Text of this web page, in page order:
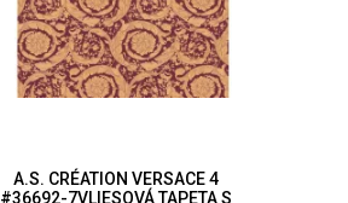
A.S. CRÉATION VERSACE 4
#36692-7VLIESOVÁ TAPETA S